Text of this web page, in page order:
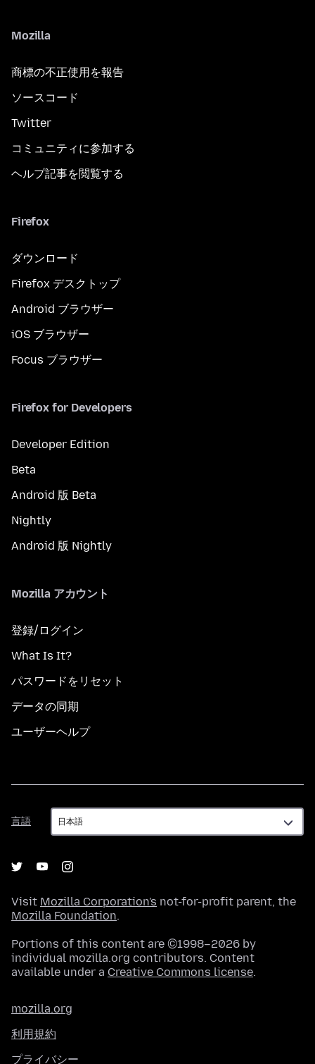
Mozilla
商標の不正使用を報告
ソースコード
Twitter
コミュニティに参加する
ヘルプ記事を閲覧する
Firefox
ダウンロード
Firefox デスクトップ
Android ブラウザー
iOS ブラウザー
Focus ブラウザー
Firefox for Developers
Developer Edition
Beta
Android 版 Beta
Nightly
Android 版 Nightly
Mozilla アカウント
登録/ログイン
What Is It?
パスワードをリセット
データの同期
ユーザーヘルプ
言語
言
語
Visit Mozilla Corporation's not-for-profit parent, the
Mozilla Foundation.
Portions of this content are ©1998–2026 by
individual mozilla.org contributors. Content
available under a Creative Commons license.
mozilla.org
利用規約
プライバシー